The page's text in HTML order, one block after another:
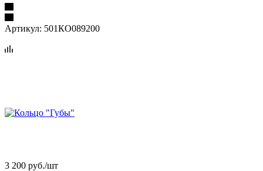
Артикул: 501КО089200
3 200 руб./шт